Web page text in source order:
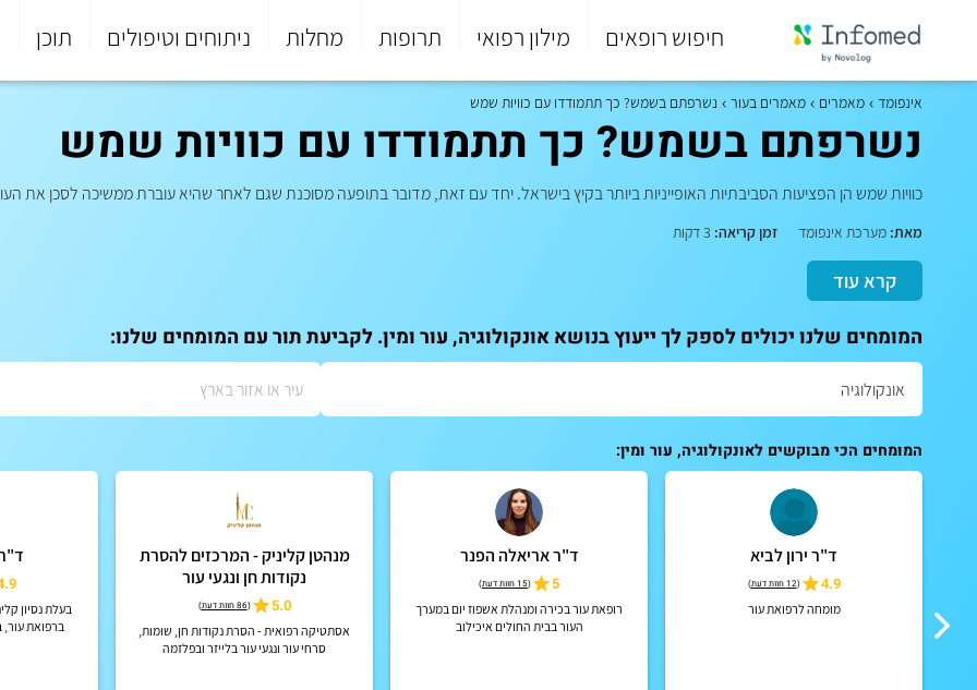
חיפוש רופאים מילון רפואי תרופות מחלות ניתוחים וטיפולים תוכן
סוף
התפריט
אינפומד מאמרים מאמרים בעור נשרפתם בשמש? כך תתמודדו עם כוויות שמש
נשרפתם בשמש? כך תתמודדו עם כוויות שמש
כוויות שמש הן הפציעות הסביבתיות האופייניות ביותר בקיץ בישראל. יחד עם זאת, מדובר בתופעה מסוכנת שגם לאחר שהיא עוברת ממשיכה לסכן את
מאת: מערכת אינפומד זמן קריאה:
קרא עוד
המומחים שלנו יכולים לספק לך ייעוץ בנושא אונקולוגיה, עור ומין. לקביעת תור עם המומחים שלנו:
המומחים הכי מבוקשים לאונקולוגיה, עור ומין:
ד"ר ירון לביא
4.9
(12 חוות דעת )
מומחה לרפואת עור
ד"ר אריאלה הפנר
5
(15 חוות דעת )
רופאת עור בכירה ומנהלת אשפוז יום במערך
העור בבית החולים איכילוב
מנהטן קליניק - המרכזים להסרת
נקודות חן ונגעי עור
5.0
(86 חוות דעת )
אסתטיקה רפואית - הסרת נקודות חן, שומות,
סרחי עור ונגעי עור בלייזר ובפלזמה
בעלת נסיון
ברפואת עור,